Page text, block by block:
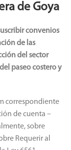
de Goya
convenios
de las
del sector
paseo costero y
correspondiente
de cuenta –
sobre
Requerir al